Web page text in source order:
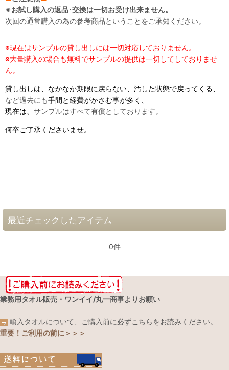
※お試し購入の返品･交換は一切お受け出来ません。
次回の通常購入の為の参考商品ということをご承知ください。
※現在はサンプルの貸し出しには一切対応しておりません。
※大量購入の場合も無料でサンプルの提供は一切してしておりませ
ん。
貸し出しは、なかなか期限に戻らない、汚した状態で戻ってくる、
など過去にも手間と経費がかさむ事が多く、
現在は、 サンプルはすべて有償としております。
何卒ご了承くださいませ。
最近チェックしたアイテム
0件
業務用タオル販売・ワンイイ/丸一商事よりお願い
輸入タオルについて、ご購入前に必ずこちらをお読みください。
重要！ご利用の前に＞＞＞